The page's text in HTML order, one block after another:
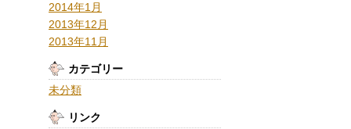
2014年1月
2013年12月
2013年11月
カテゴリー
未分類
リンク